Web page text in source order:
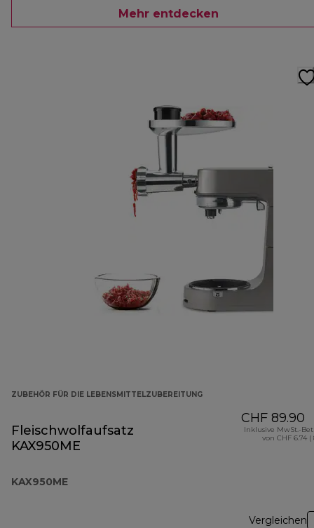
Mehr entdecken
ZUBEHÖR FÜR DIE LEBENSMITTELZUBEREITUNG
Fleischwolfaufsatz
KAX950ME
KAX950ME
CHF 89.90
Inklusive MwSt.-
von CHF 6.74 (
Vergleichen